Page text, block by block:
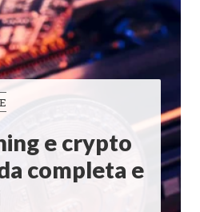
e crypto
completa e